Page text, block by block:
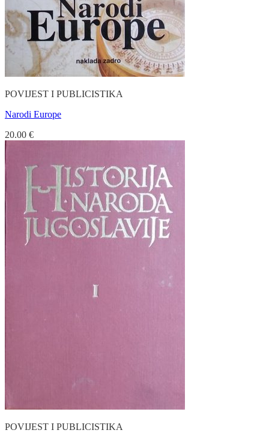
POVIJEST I PUBLICISTIKA
Narodi Europe
20.00 €
POVIJEST I PUBLICISTIKA